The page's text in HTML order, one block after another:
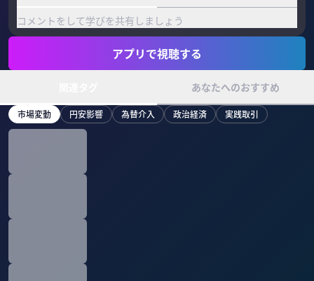
コメントをして学びを共有しましょう
アプリで視聴する
あなたへのおすすめ
市場変動 円安影響 為替介入 政治経済 実践取引